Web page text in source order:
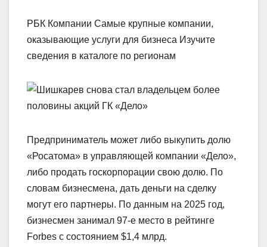
РБК Компании Самые крупные компании,
оказывающие услуги для бизнеса Изучите
сведения в каталоге по регионам
Предприниматель может либо выкупить долю
«Росатома» в управляющей компании «Дело»,
либо продать госкорпорации свою долю. По
словам бизнесмена, дать деньги на сделку
могут его партнеры. По данным на 2025 год,
бизнесмен занимал 97-е место в рейтинге
Forbes c состоянием $1,4 млрд.